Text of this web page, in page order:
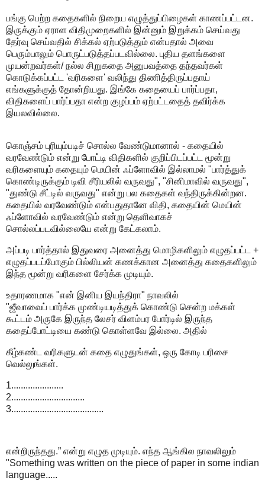
பங்கு பெற்ற கதைகளில் நிறைய எழுத்துப்பிழைகள் காணப்பட்டன.
இருக்கும் ஏராள விதிமுறைகளில் இன்னும் இறுக்கம் செய்வது
தேர்வு செய்வதில் சிக்கல் ஏற்படுத்தும் என்பதால் அவை
பெரும்பாலும் பொருட்படுத்தப்படவில்லை. புதிய தளங்களை
முயன்றவர்கள்/ நல்ல சிறுகதை அனுபவத்தை தந்தவர்கள்
கொடுக்கப்பட்ட 'வரிகளை' வலிந்து திணித்திருப்பதாய்
எங்களுக்குத் தோன்றியது. இங்கே கதையைப் பார்ப்பதா,
விதிகளைப் பார்ப்பதா என்ற குழப்பம் ஏற்பட்டதைத் தவிர்க்க
இயலவில்லை.
கொஞ்சம் புரியும்படிச் சொல்ல வேண்டுமானால் - க‌தையில்
வ‌ர‌வேண்டும் என்று போட்டி விதிக‌ளில் குறிப்பிட‌ப்ப‌ட்ட‌ மூன்று
வ‌ரிக‌ளையும் க‌தையும் மெயின் ஃப்ளோவில் இல்லாம‌ல் "பார்த்துக்
கொண்டிருக்கும் டிவி சீரிய‌லில் வ‌ருவ‌து", "சினிமாவில் வ‌ருவ‌து",
"துண்டு சீட்டில் வருவ‌து" என்று ப‌ல‌ க‌தைக‌ள் வ‌ந்திருக்கின்ற‌ன‌.
க‌தையில் வ‌ர‌வேண்டும் என்ப‌துதானே விதி, க‌தையின் மெயின்
ஃப்ளோவில் வ‌ர‌வேண்டும் என்று தெளிவாகச்
சொல்லப்படவில்லையே என்று கேட்க‌லாம்.
அப்ப‌டி பார்த்தால் இதுவ‌ரை அனைத்து மொழிக‌ளிலும் எழுத‌ப்ப‌ட்ட‌ +
எழுத‌ப்ப‌ட‌ப்போகும் பில்லிய‌ன் க‌ண‌க்கான‌ அனைத்து க‌தைக‌ளிலும்
இந்த‌ மூன்று வ‌ரிக‌ளை சேர்க்க‌ முடியும்.
உதார‌ண‌மாக‌ "என் இனிய‌ இய‌ந்திரா" நாவ‌லில்
"ஜீவாவைப் பார்க்க‌ முண்டிய‌டித்துக் கொண்டு சென்ற‌ ம‌க்க‌ள்
கூட்ட‌ம் அருகே இருந்த‌ லேச‌ர் விள‌ம்ப‌ர‌ போர்டில் இருந்த‌
க‌தைப்போட்டியை க‌ண்டு கொள்ள‌வே இல்லை. அதில்
கீழ்க‌ண்ட‌ வ‌ரிக‌ளுட‌ன் க‌தை எழுதுங்க‌ள், ஒரு கோடி ப‌ரிசை
வெல்லுங்க‌ள்.
1......................
2...............................
3.......................................
என்றிருந்தது.” என்று எழுத‌ முடியும். எந்த‌ ஆங்கில‌ நாவ‌லிலும்
"Something was written on the piece of paper in some indian
language.....